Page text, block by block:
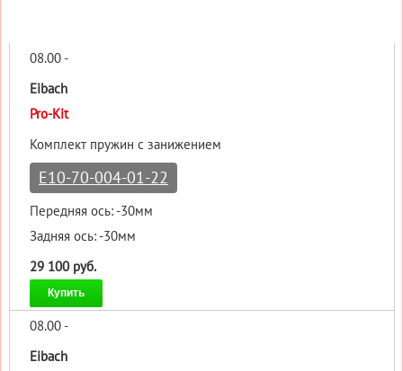
08.00 -
Eibach
Pro-Kit
Комплект пружин с занижением
E10-70-004-01-22
Передняя ось: -30мм
Задняя ось: -30мм
29 100 руб.
Купить
08.00 -
Eibach